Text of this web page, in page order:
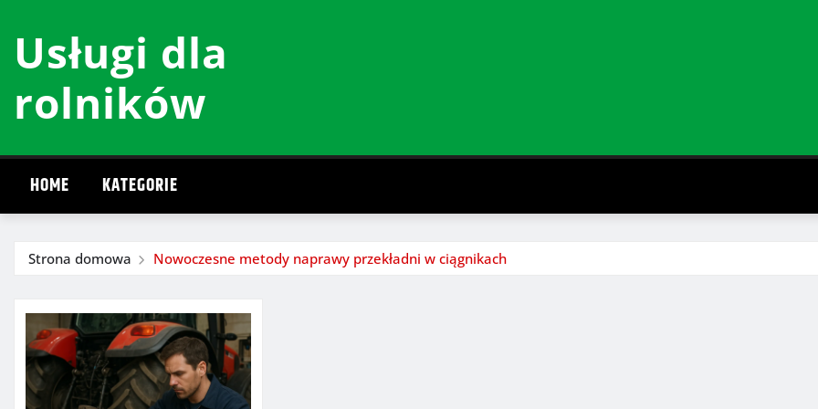
do
treściUsługi dla
rolników
HOME KATEGORIE
Strona domowa Nowoczesne metody naprawy przekładni w ciągnikach